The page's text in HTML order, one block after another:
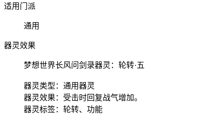
适用门派
通用
器灵效果
梦想世界长风问剑录器灵：轮转·五
器灵类型：通用器灵
器灵效果：受击时回复战气增加。
器灵标签：轮转、功能